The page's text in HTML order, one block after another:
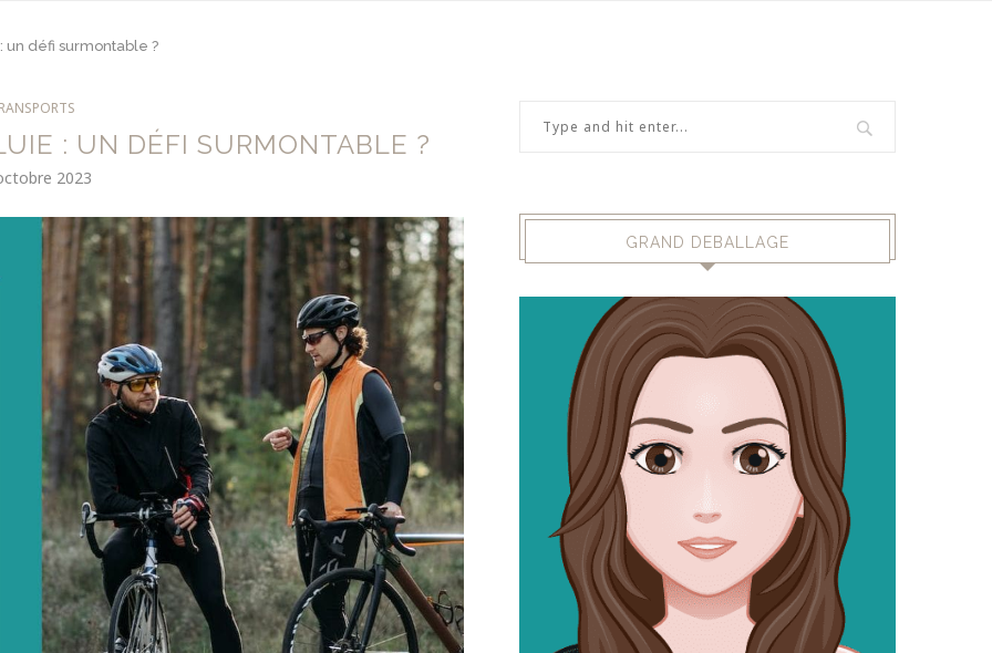
un défi surmontable ?
: UN DÉFI SURMONTABLE ?
2023
GRAND DEBALLAGE